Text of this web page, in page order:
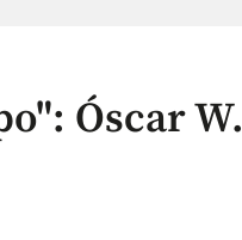
Óscar W.